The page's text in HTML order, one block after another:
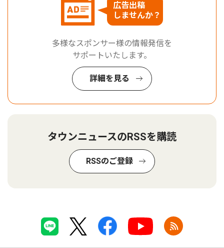
広告出稿
しませんか？
多様なスポンサー様の情報発信を
サポートいたします。
詳細を見る
タウンニュースのRSSを購読
RSSのご登録